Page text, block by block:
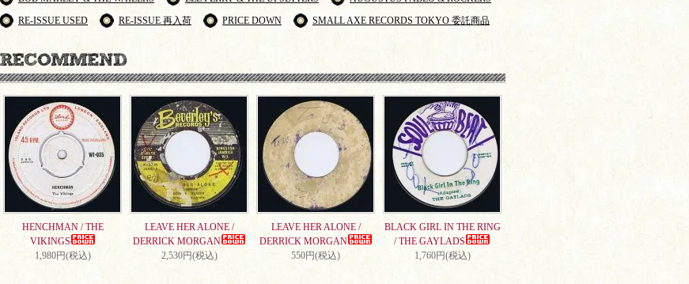
RE-ISSUE USED
RE-ISSUE 再入荷 PRICE DOWN SMALL AXE RECORDS TOKYO 委託商品
HENCHMAN / THE
VIKINGS
1,980円(税込)
LEAVE HER ALONE /
DERRICK MORGAN
2,530円(税込)
LEAVE HER ALONE /
DERRICK MORGAN
550円(税込)
BLACK GIRL IN THE RING
/ THE GAYLADS
1,760円(税込)